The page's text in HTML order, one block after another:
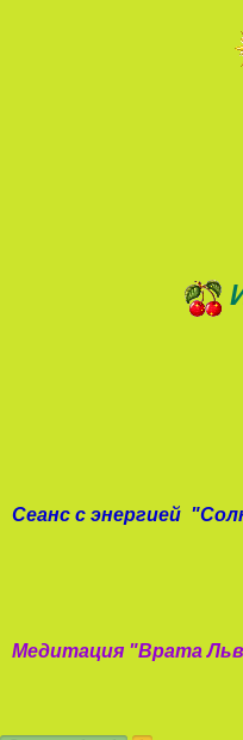
Сеанс с энергией "
Медитация "Врата